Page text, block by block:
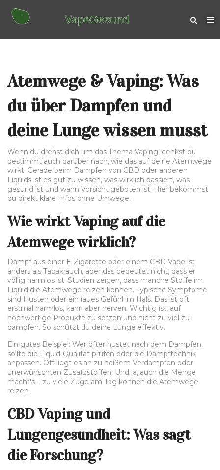
Atemwege & Vaping: Was
du über Dampfen und
deine Lunge wissen musst
Wenn du drehst dich um das Thema Vaping, denkst du
bestimmt auch darüber nach, wie das auf deine Atemwege
wirkt. Gerade beim Dampfen von CBD oder anderen
Liquids ist es gut zu wissen, was wirklich passiert, was
gesund ist und wann Vorsicht geboten ist. Hier bekommst
du direkt klare Infos ohne Umwege.
Wie wirkt Vaping auf die
Atemwege wirklich?
Dampf aus einer E-Zigarette oder einem CBD Vape ist
anders als Tabakrauch, aber das bedeutet nicht, dass er
völlig harmlos ist. Studien zeigen, dass manche Stoffe im
Liquid die Atemwege reizen können. Typische Symptome
sind Husten oder ein raues Gefühl im Hals. Das ist oft
erstmal harmlos, kann aber nerven. Wichtig ist, auf
hochwertige Produkte zu setzen und nicht zu viel zu
dampfen. So schützt du deine Lunge effektiv.
Ein gutes Beispiel: Wer öfter hustet nach dem Dampfen,
sollte die Liquid-Qualität prüfen oder die Dampftechnik
anpassen. Oft liegt es an zu heißem Verdampfen oder
unerwünschten Zusatzstoffen. Und ja, auch die Menge
macht's – zu viele Züge am Tag können die Atemwege
reizen.
CBD Vaping und
Lungengesundheit: Was sagt
die Forschung?